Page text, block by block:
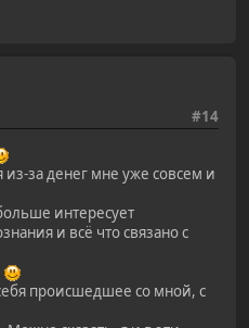
#14
за денег мне уже совсем и
интересует
и всё что связано с
происшедшее со мной, с